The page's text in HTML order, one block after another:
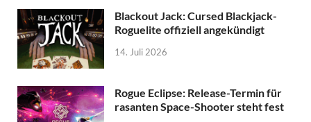
Blackout Jack: Cursed Blackjack-
Roguelite offiziell angekündigt
14. Juli 2026
Rogue Eclipse: Release-Termin für
rasanten Space-Shooter steht fest